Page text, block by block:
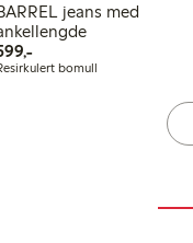
jeans med
599,00 kr
bomull